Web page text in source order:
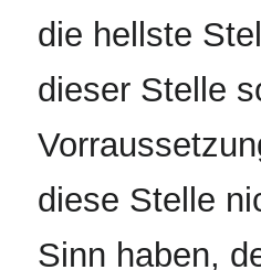
die hellste
dieser Stelle
diese Stelle
Sinn haben,